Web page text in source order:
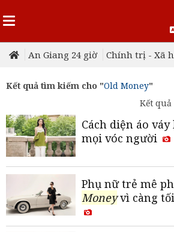
An Giang 24 giờ Chính trị - Xã
Kết quả tìm kiếm cho "Old Money"
Kết quả
Cách diện áo
mọi vóc người
Phụ nữ trẻ mê
Moneyvì càng